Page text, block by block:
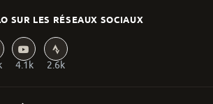
SUR LES RÉSEAUX SOCIAUX
4.1k 2.6k